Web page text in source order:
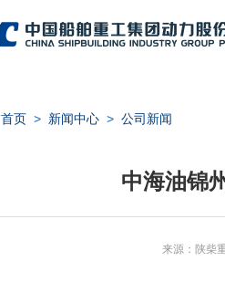
首页 > 新闻中心 > 公司新闻
中海油锦
来源：陕